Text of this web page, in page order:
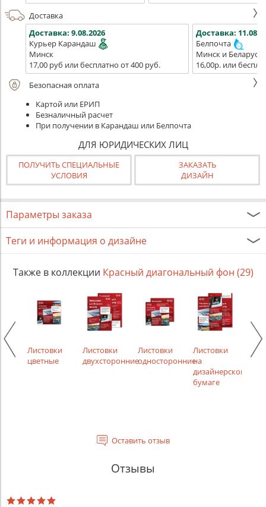
Доставка
Доставка: 9.08.2026
Курьер Карандаш
Минск
17,00 руб или бесплатно от 400 руб.
Доставка:
Белпочта
Минск и Беларусь
16,00р. или
Безопасная оплата
Картой или ЕРИП
Безналичный расчет
При получении в Карандаш или Белпочта
ДЛЯ ЮРИДИЧЕСКИХ ЛИЦ
ПОЛУЧИТЬ СПЕЦИАЛЬНЫЕ
УСЛОВИЯ
ЗАКАЗАТЬ
ДИЗАЙН
Параметры заказа
Теги и информация о дизайне
Также в коллекции Красный диагональный фон (29)
Листовки
цветные
Листовки
двухсторонние
Листовки
односторонние
Листовки
на
дизайнерской
бумаге
Оставить отзыв
Отзывы